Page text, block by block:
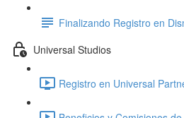
Finalizando Registro en
Universal Studios
Registro en Universal